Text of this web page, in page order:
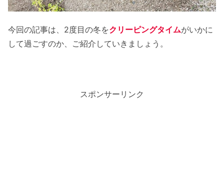
今回の記事は、2度目の冬をクリーピングタイムがいかに
して過ごすのか、ご紹介していきましょう。
スポンサーリンク